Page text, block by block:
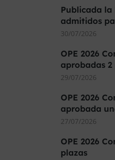
Publicada
admitidos
30/07/2026
OPE 2026
aprobadas 2
29/07/2026
OPE 2026
aprobada
27/07/2026
OPE 2026
plazas